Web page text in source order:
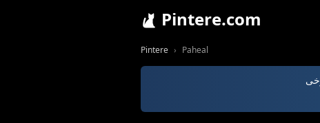
Pintere.com
Pintere Paheal